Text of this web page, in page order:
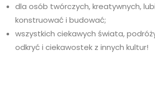
dla osób twórczych, kreatywnych,
konstruować i budować;
wszystkich ciekawych świata,
odkryć i ciekawostek z innych kultur!